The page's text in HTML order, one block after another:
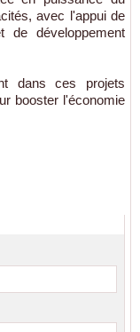
avec l'appui de
de développement
dans ces projets
booster l'économie